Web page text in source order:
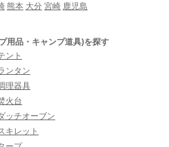
熊本 大分 宮崎 鹿児島
用品・キャンプ道具)を探す
ント
ンタン
理器具
火台
ッチオーブン
キレット